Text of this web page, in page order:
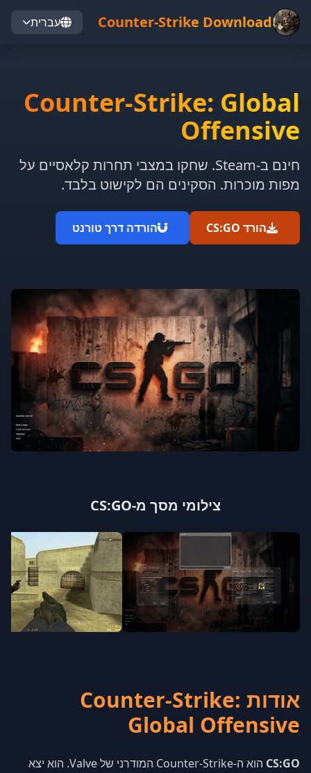
Counter-Strike Download עברית
Counter-Strike: Global
Offensive
חינם ב-Steam. שחקו במצבי תחרות קלאסיים על
מפות מוכרות. הסקינים הם לקישוט בלבד.
הורד CS:GO הורדה דרך טורנט
צילומי מסך מ-CS:GO
אודות Counter-Strike:
Global Offensive
CS:GO
הוא ה-Counter-Strike המודרני של Valve. הוא יצא